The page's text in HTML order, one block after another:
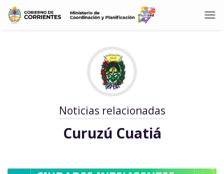
Noticias relacionadas
Curuzú Cuatiá